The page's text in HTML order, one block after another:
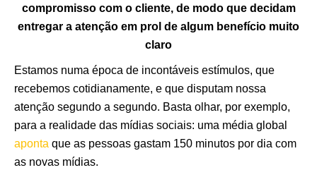
compromisso com o cliente, de modo que decidam
entregar a atenção em prol de algum benefício muito
claro
Estamos numa época de incontáveis estímulos, que
recebemos cotidianamente, e que disputam nossa
atenção segundo a segundo. Basta olhar, por exemplo,
para a realidade das mídias sociais: uma média global
aponta que as pessoas gastam 150 minutos por dia com
as novas mídias.